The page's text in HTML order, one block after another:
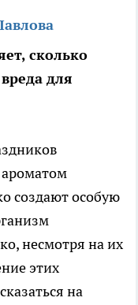
сколько
для
ароматом
создают особую
несмотря на их
этих
на